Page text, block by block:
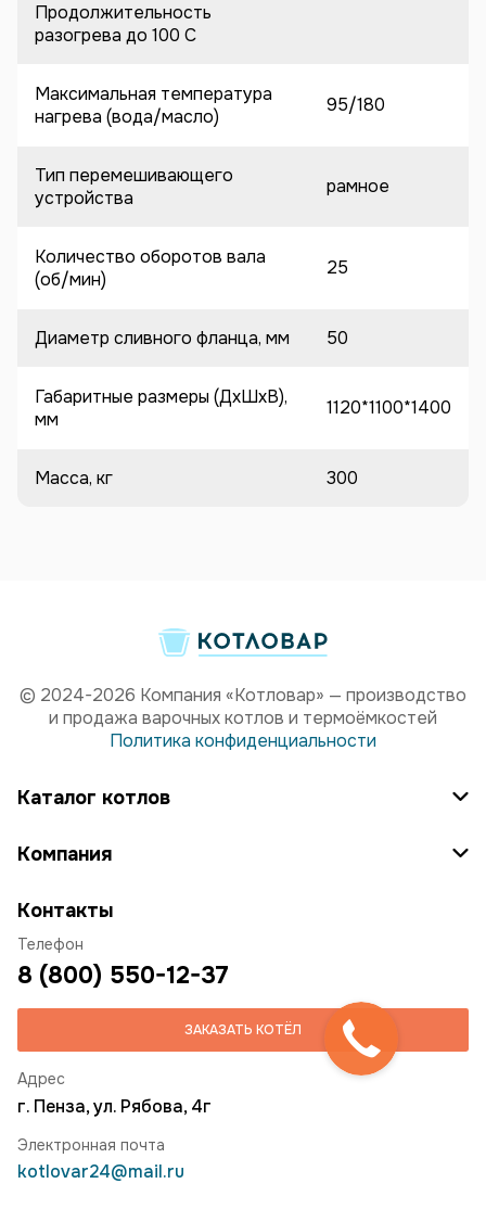
Продолжительность
разогрева до 100 C
Максимальная температура
нагрева (вода/масло)
95/180
Тип перемешивающего
устройства
рамное
Количество оборотов вала
(об/мин)
25
Диаметр сливного фланца, мм 50
Габаритные размеры (ДхШхВ),
мм
1120*1100*1400
Масса, кг 300
© 2024-2026 Компания «Котловар» — производство
и продажа варочных котлов и термоёмкостей
Политика конфиденциальности
Каталог котлов
Компания
Контакты
Телефон
8 (800) 550-12-37
ЗАКАЗАТЬ КОТЁЛ
Адрес
г. Пенза, ул. Рябова, 4г
Электронная почта
kotlovar24@mail.ru